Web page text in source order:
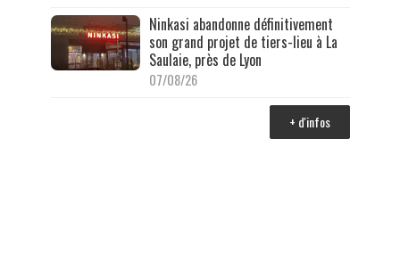
Ninkasi abandonne définitivement
son grand projet de tiers-lieu à La
Saulaie, près de Lyon
07/08/26
+ d'infos